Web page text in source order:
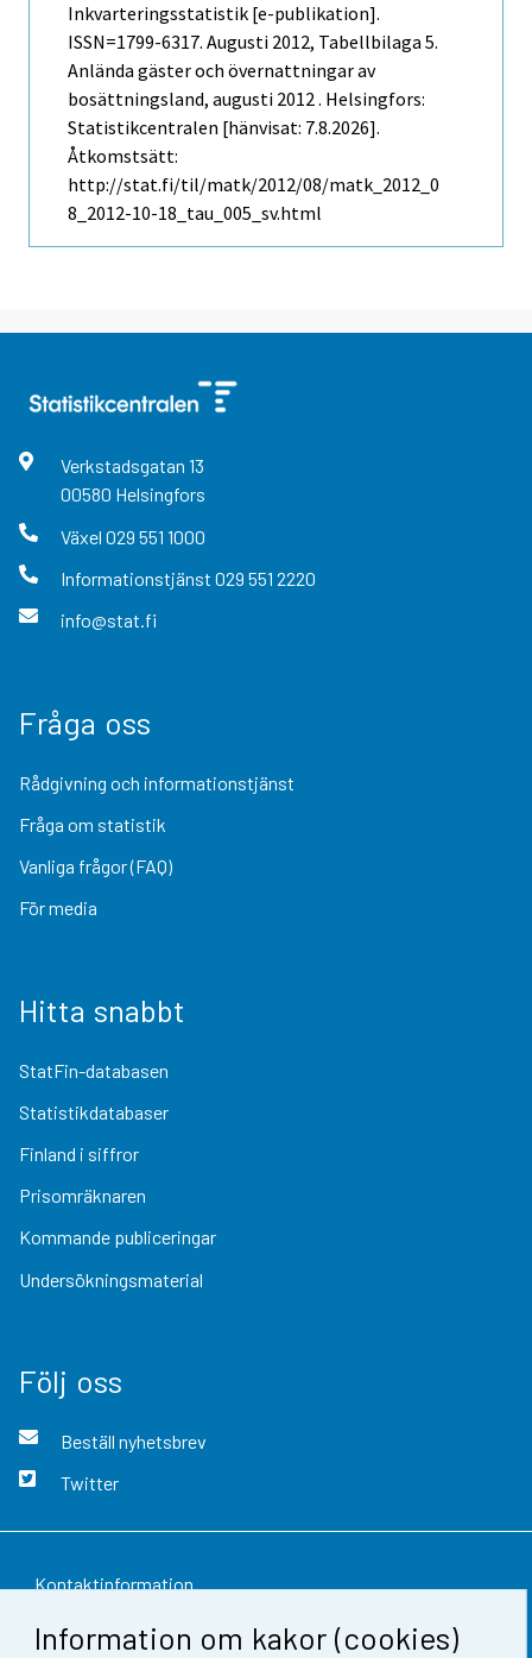
Information om kakor (cookies)
Inkvarteringsstatistik [e-publikation].
ISSN=1799-6317. Augusti 2012, Tabellbilaga 5.
Anlända gäster och övernattningar av
bosättningsland, augusti 2012 . Helsingfors:
Statistikcentralen [hänvisat: 7.8.2026].
Åtkomstsätt:
http://stat.fi/til/matk/2012/08/matk_2012_0
8_2012-10-18_tau_005_sv.html
Verkstadsgatan 13
00580 Helsingfors
Växel 029 551 1000
Informationstjänst 029 551 2220
info@stat.fi
Fråga oss
Rådgivning och informationstjänst
Fråga om statistik
Vanliga frågor (FAQ)
För media
Hitta snabbt
StatFin-databasen
Statistikdatabaser
Finland i siffror
Prisomräknaren
Kommande publiceringar
Undersökningsmaterial
Följ oss
Beställ nyhetsbrev
Twitter
Kontaktinformation
Respons